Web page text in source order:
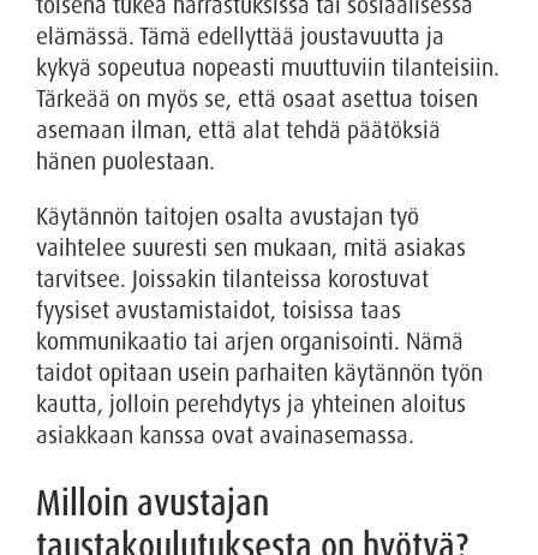
elämässä. Tämä edellyttää joustavuutta ja
kykyä sopeutua nopeasti muuttuviin tilanteisiin.
Tärkeää on myös se, että osaat asettua toisen
asemaan ilman, että alat tehdä päätöksiä
hänen puolestaan.
Käytännön taitojen osalta avustajan työ
vaihtelee suuresti sen mukaan, mitä asiakas
tarvitsee. Joissakin tilanteissa korostuvat
fyysiset avustamistaidot, toisissa taas
kommunikaatio tai arjen organisointi. Nämä
taidot opitaan usein parhaiten käytännön työn
kautta, jolloin perehdytys ja yhteinen aloitus
asiakkaan kanssa ovat avainasemassa.
Milloin avustajan